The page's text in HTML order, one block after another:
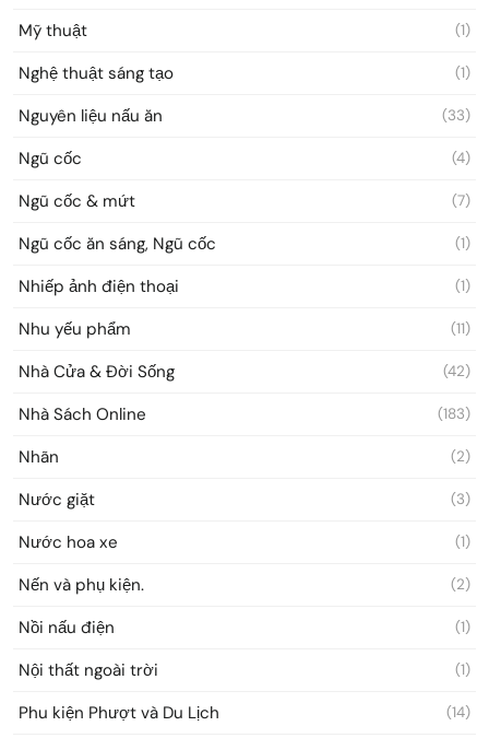
Mỹ thuật (1)
Nghệ thuật sáng tạo (1)
Nguyên liệu nấu ăn (33)
Ngũ cốc (4)
Ngũ cốc & mứt (7)
Ngũ cốc ăn sáng, Ngũ cốc (1)
Nhiếp ảnh điện thoại (1)
Nhu yếu phẩm (11)
Nhà Cửa & Đời Sống (42)
Nhà Sách Online (183)
Nhãn (2)
Nước giặt (3)
Nước hoa xe (1)
Nến và phụ kiện. (2)
Nồi nấu điện (1)
Nội thất ngoài trời (1)
Phu kiện Phượt và Du Lịch (14)